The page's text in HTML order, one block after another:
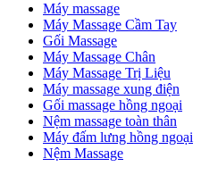
Máy massage
Máy Massage Cầm Tay
Gối Massage
Máy Massage Chân
Máy Massage Trị Liệu
Máy massage xung điện
Gối massage hồng ngoại
Nệm massage toàn thân
Máy đấm lưng hồng ngoại
Nệm Massage